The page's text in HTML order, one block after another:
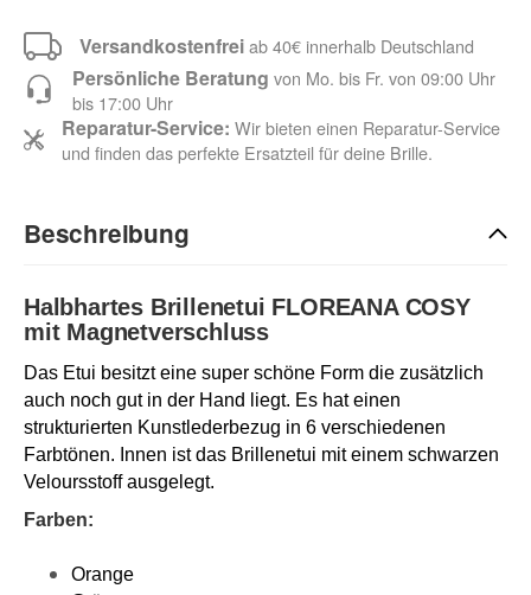
Versandkostenfreiab 40€ innerhalb Deutschland
Persönliche Beratung von Mo. bis Fr. von 09:00 Uhr
bis 17:00 Uhr
Reparatur-Service: Wir bieten einen Reparatur-Service
und finden das perfekte Ersatzteil für deine Brille.
Beschreibung
Halbhartes Brillenetui FLOREANA COSY
mit Magnetverschluss
Das Etui besitzt eine super schöne Form die zusätzlich
auch noch gut in der Hand liegt. Es hat einen
strukturierten Kunstlederbezug in 6 verschiedenen
Farbtönen. Innen ist das Brillenetui mit einem schwarzen
Veloursstoff ausgelegt.
Farben:
Orange